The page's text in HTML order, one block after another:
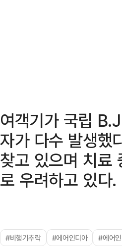
여객기가 국립
자가 다수 발생했
찾고 있으며 치료
로 우려하고 있다.
#비행기추락 #에어인디아 #에어